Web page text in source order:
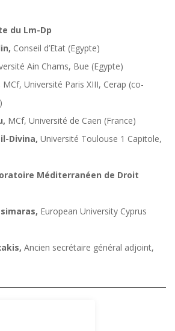
du Lm-Dp
Conseil d’Etat (Egypte)
Ain Chams, Bue (Egypte)
MCf, Université Paris XIII, Cerap (co-
MCf, Université de Caen (France)
Divina, Université Toulouse 1 Capitole,
Méditerranéen de Droit
European University Cyprus
Ancien secrétaire général adjoint,